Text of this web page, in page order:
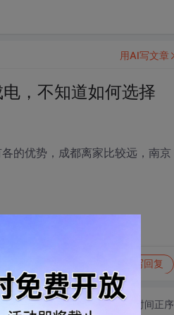
，不知道如何选择
的优势，成都离家比较远，南京
写回复
用AI写文章
切换为时间正序